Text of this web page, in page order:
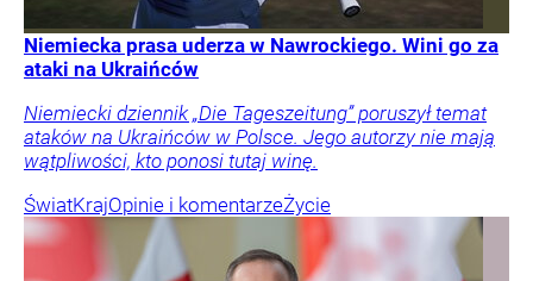
Niemiecka prasa uderza w Nawrockiego. Wini go za
ataki na Ukraińców
Niemiecki dziennik „Die Tageszeitung” poruszył temat
ataków na Ukraińców w Polsce. Jego autorzy nie mają
wątpliwości, kto ponosi tutaj winę.
ŚwiatKrajOpinie i komentarzeŻycie